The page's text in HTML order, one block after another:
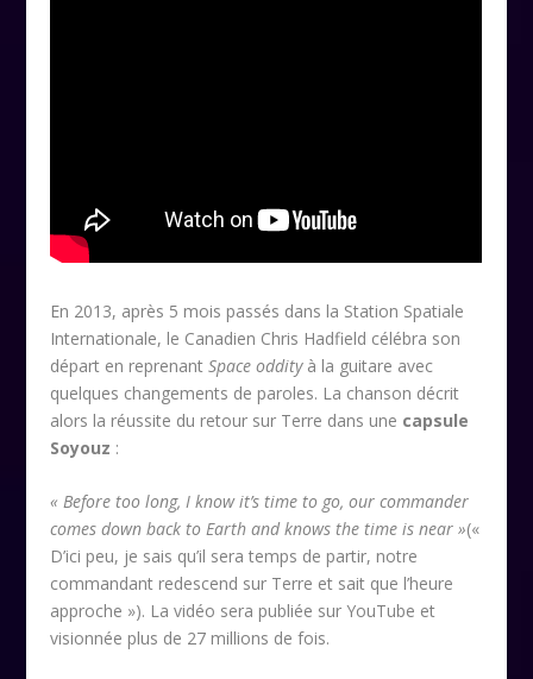
En 2013, après 5 mois passés dans la Station Spatiale
Internationale, le Canadien Chris Hadfield célébra son
départ en reprenantSpace oddityà la guitare avec
quelques changements de paroles. La chanson décrit
alors la réussite du retour sur Terre dans une capsule
Soyouz :
« Before too long, I know it’s time to go, our commander
comes down back to Earth and knows the time is near »(«
D’ici peu, je sais qu’il sera temps de partir, notre
commandant redescend sur Terre et sait que l’heure
approche »). La vidéo sera publiée sur YouTube et
visionnée plus de 27 millions de fois.